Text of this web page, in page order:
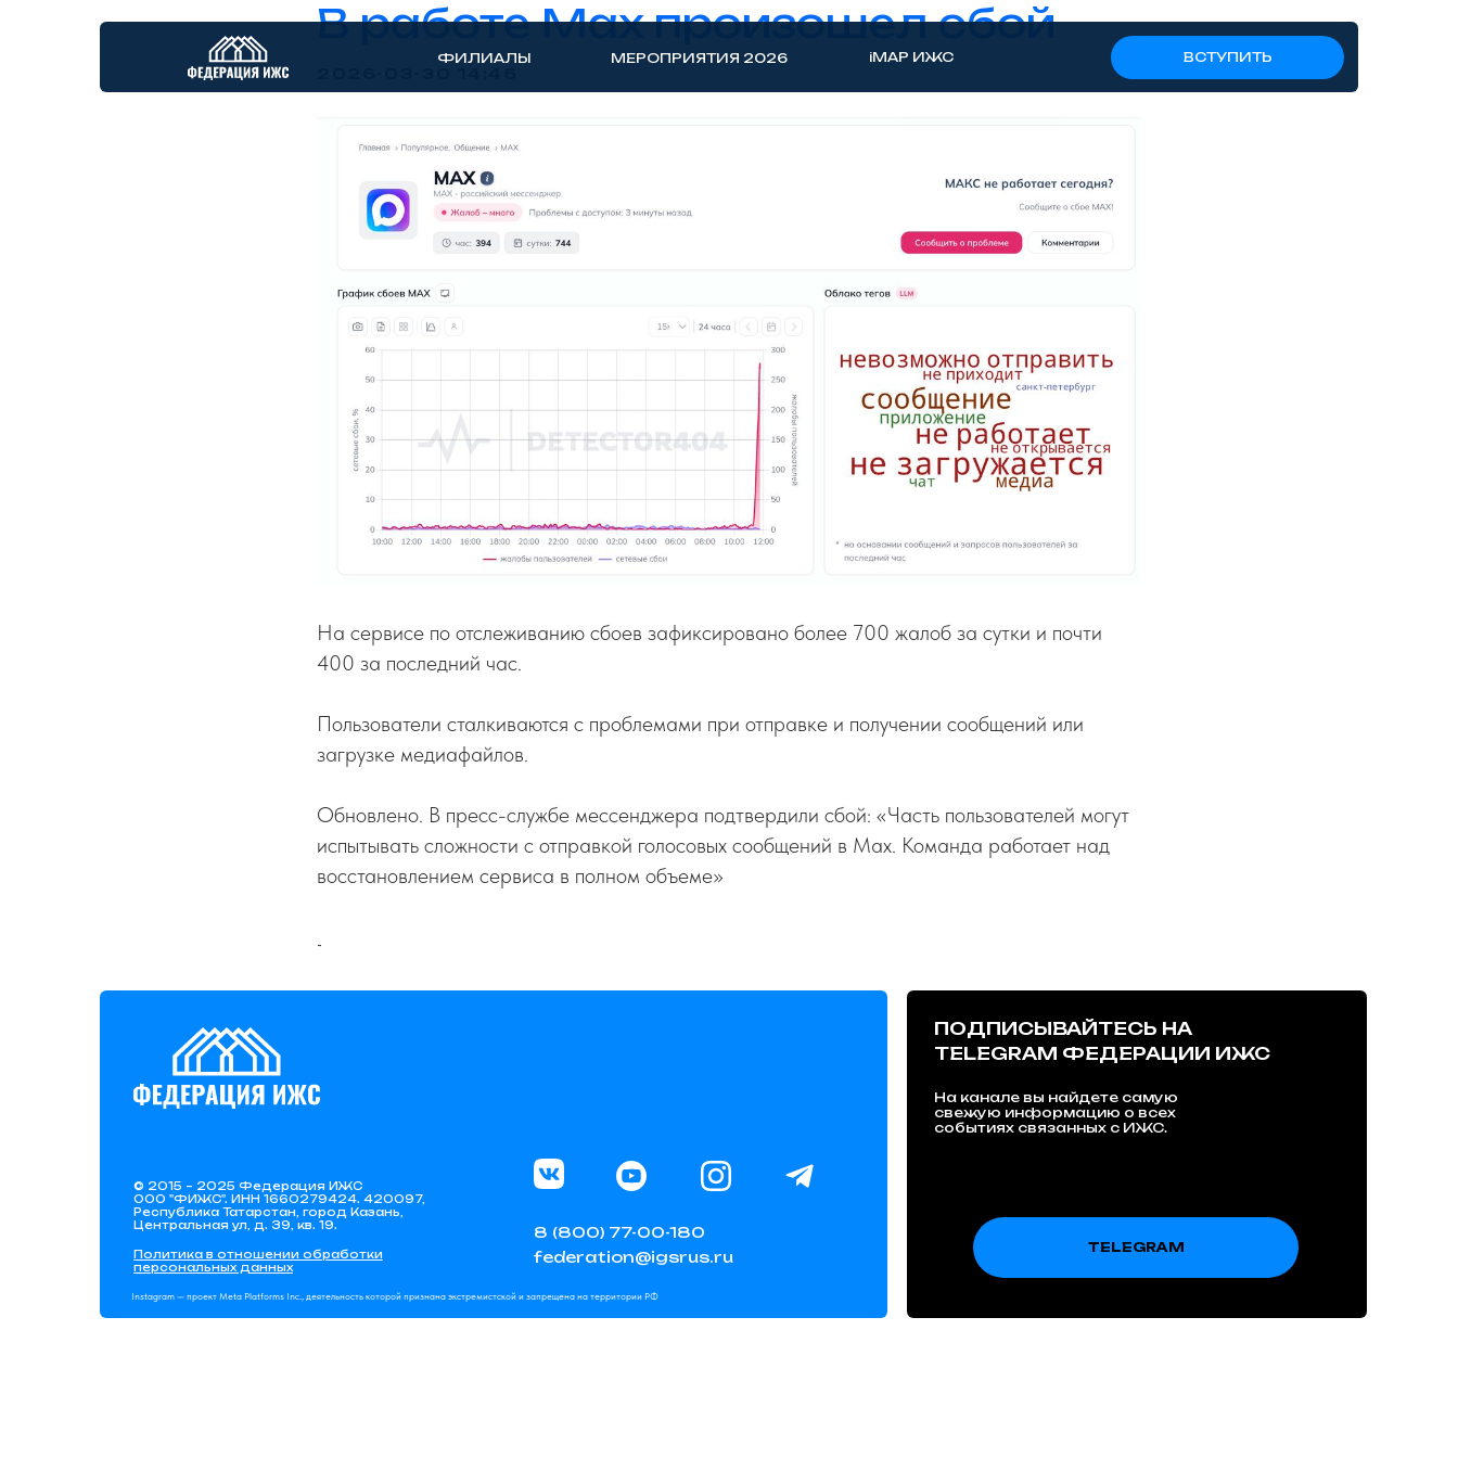
iMAP ИЖС
МЕРОПРИЯТИЯ 2026
ФИЛИАЛЫ ВСТУПИТЬ
В работе Max произошел сбой
На сервисе по отслеживанию сбоев зафиксировано более 700 жалоб за сутки и почти
400 за последний час.
Пользователи сталкиваются с проблемами при отправке и получении сообщений или
загрузке медиафайлов.
Обновлено. В пресс-службе мессенджера подтвердили сбой: «Часть пользователей могут
испытывать сложности с отправкой голосовых сообщений в Мax. Команда работает над
восстановлением сервиса в полном объеме»
-
8 (800) 77-00-180
federation@igsrus.ru
На канале вы найдете самую
свежую информацию о всех
событиях связанных с ИЖС.
ПОДПИСЫВАЙТЕСЬ НА
TELEGRAM ФЕДЕРАЦИИ ИЖС
© 2015 – 2025 Федерация ИЖС
ООО "ФИЖС". ИНН 1660279424. 420097,
Республика Татарстан, город Казань,
Центральная ул, д. 39, кв. 19.
Политика в отношении обработки
персональных данных
TELEGRAM
Instagram — проект Meta Platforms Inc., деятельность которой признана экстремистской и запрещена на территории РФ